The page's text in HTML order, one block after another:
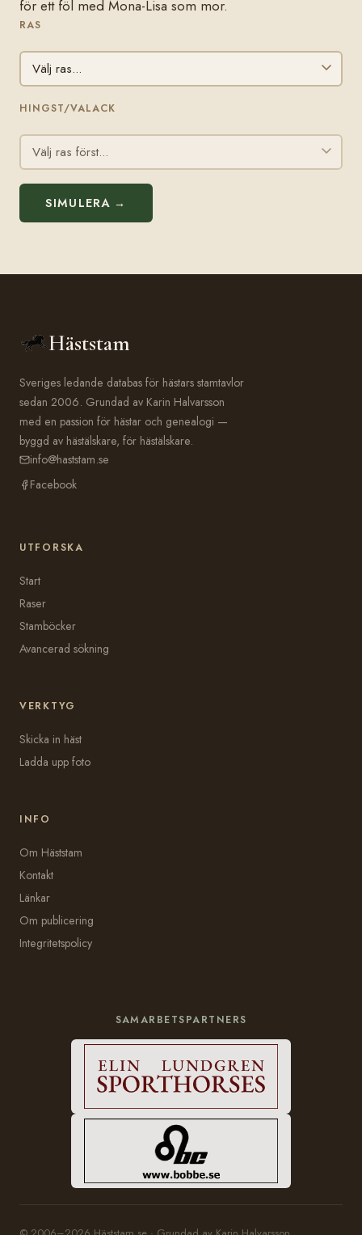
för ett föl med Mona-Lisa som mor.
RAS
HINGST/VALACK
SIMULERA →
Häststam
Sveriges ledande databas för hästars stamtavlor
sedan 2006. Grundad av Karin Halvarsson
med en passion för hästar och genealogi —
byggd av hästälskare, för hästälskare.
info@haststam.se
Facebook
UTFORSKA
Start
Raser
Stamböcker
Avancerad sökning
VERKTYG
Skicka in häst
Ladda upp foto
INFO
Om Häststam
Kontakt
Länkar
Om publicering
Integritetspolicy
SAMARBETSPARTNERS